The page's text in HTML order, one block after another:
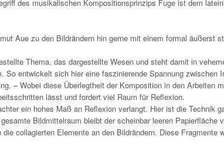
des musikalischen Kompositionsprinzips Fuge ist dem
Aue zu den Bildrändern hin gerne mit einem formal äußerst
Thema, das dargestellte Wesen und steht damit in
entwickelt sich hier eine faszinierende Spannung zwischen
– Wobei diese Überlegtheit der Komposition in den Arbeiten
lässt und fordert viel Raum für Reflexion.
ein hohes Maß an Reflexion verlangt. Hier ist die Technik
Bildmittelraum bleibt der scheinbar leeren Papierfläche
collagierten Elemente an den Bildrändern. Diese Fragmente